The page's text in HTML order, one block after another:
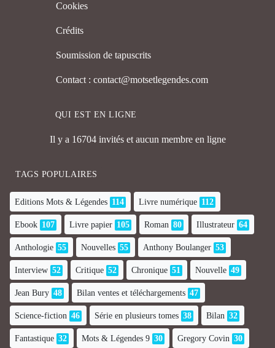
Cookies
Crédits
Soumission de tapuscrits
Contact : contact@motsetlegendes.com
QUI EST EN LIGNE
Il y a 16704 invités et aucun membre en ligne
TAGS POPULAIRES
Editions Mots & Légendes 114 Livre numérique 112
Ebook 107 Livre papier 105 Roman 80 Illustrateur 64
Anthologie 55 Nouvelles 55 Anthony Boulanger 53
Interview 52 Critique 52 Chronique 51 Nouvelle 49
Jean Bury 48 Bilan ventes et téléchargements 47
Science-fiction 46 Série en plusieurs tomes 38 Bilan 32
Fantastique 32 Mots & Légendes 9 30 Gregory Covin 30